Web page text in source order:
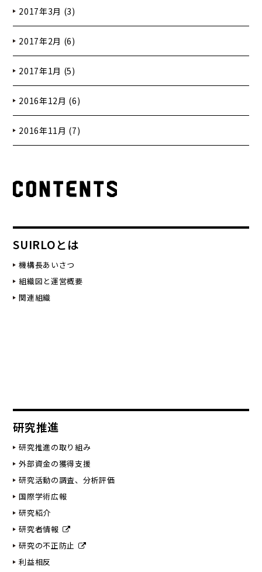
2017年3月 (3)
2017年2月 (6)
2017年1月 (5)
2016年12月 (6)
2016年11月 (7)
SUIRLOとは
機構長あいさつ
組織図と運営概要
関連組織
研究推進
研究推進の取り組み
外部資金の獲得支援
研究活動の調査、分析評価
国際学術広報
研究紹介
研究者情報
研究の不正防止
利益相反